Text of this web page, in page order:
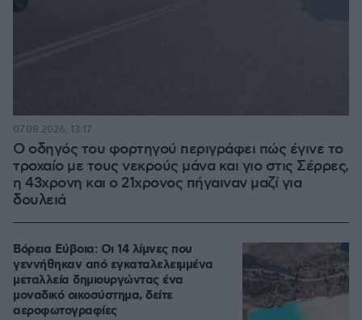
Ο οδηγός του φορτηγού περιγράφει πώς έγινε το
τροχαίο με τους νεκρούς μάνα και γιο στις Σέρρες,
η 43χρονη και ο 21χρονος πήγαιναν μαζί για
δουλειά
07.08.2026, 13:17
Βόρεια Εύβοια: Οι 14 λίμνες που
γεννήθηκαν από εγκαταλελειμμένα
μεταλλεία δημιουργώντας ένα
μοναδικό οικοσύστημα, δείτε
αεροφωτογραφίες